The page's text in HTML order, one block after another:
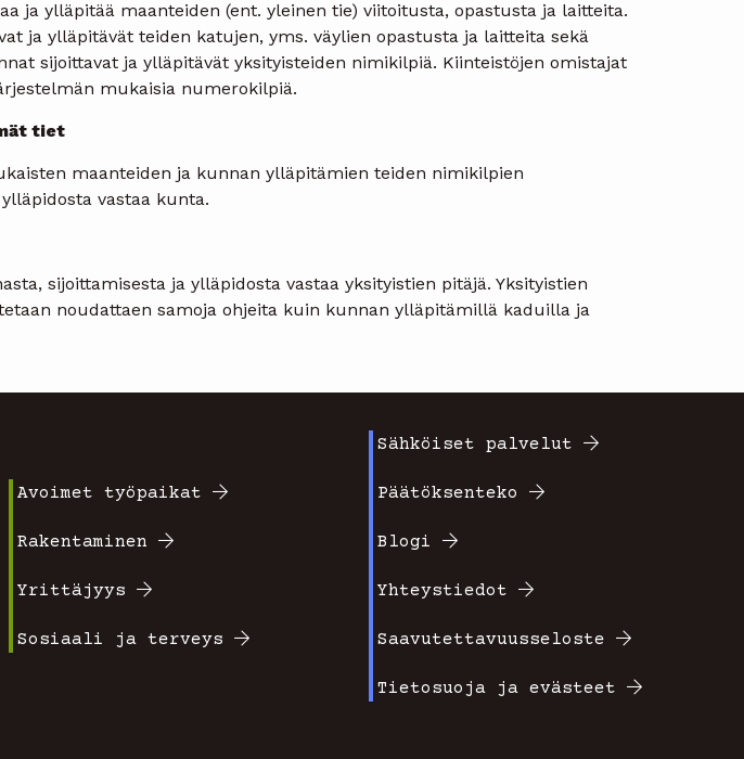
ja ylläpitää maanteiden (ent. yleinen tie) viitoitusta, opastusta ja laitteita.
ja ylläpitävät teiden katujen, yms. väylien opastusta ja laitteita sekä
sijoittavat ja ylläpitävät yksityisteiden nimikilpiä. Kiinteistöjen omistajat
mukaisia numerokilpiä.
tiet
maanteiden ja kunnan ylläpitämien teiden nimikilpien
vastaa kunta.
sijoittamisesta ja ylläpidosta vastaa yksityistien pitäjä. Yksityistien
noudattaen samoja ohjeita kuin kunnan ylläpitämillä kaduilla ja
Footer
valikko
1
Avoimet työpaikat
Rakentaminen
Yrittäjyys
Sosiaali ja terveys
Footer
valikko
2
Sähköiset palvelut
Päätöksenteko
Blogi
Yhteystiedot
Saavutettavuusseloste
Tietosuoja ja evästeet